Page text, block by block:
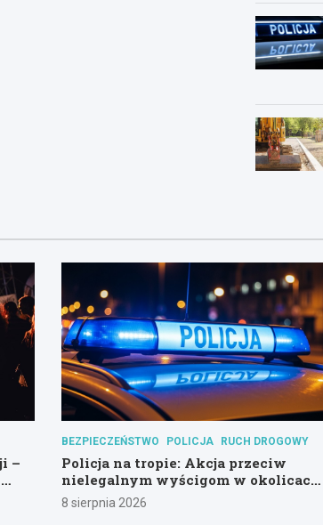
–
BEZPIECZEŃSTWO POLICJA RUCH DROGOWY
Policja na tropie: Akcja przeciw
nielegalnym wyścigom w okolicach
Hali Olivia
8 sierpnia 2026